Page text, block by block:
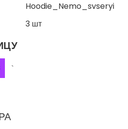
Hoodie_Nemo_svseryi
3 шт
`